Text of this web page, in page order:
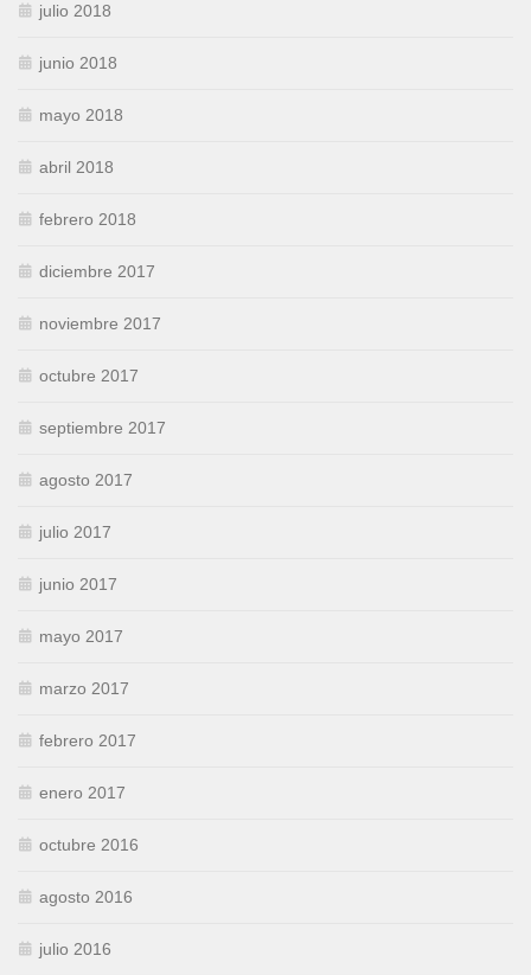
julio 2018
junio 2018
mayo 2018
abril 2018
febrero 2018
diciembre 2017
noviembre 2017
octubre 2017
septiembre 2017
agosto 2017
julio 2017
junio 2017
mayo 2017
marzo 2017
febrero 2017
enero 2017
octubre 2016
agosto 2016
julio 2016